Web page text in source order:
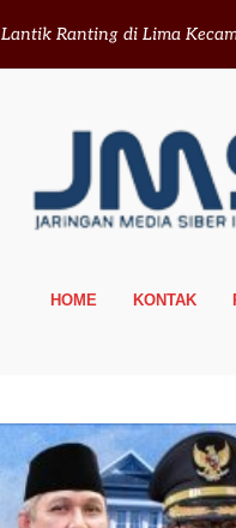
Lantik Ranting di Lima
HOME KONTAK